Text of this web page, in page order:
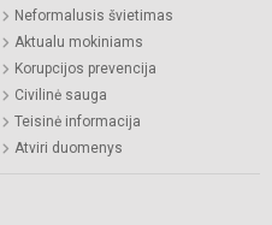
Neformalusis švietimas
Aktualu mokiniams
Korupcijos prevencija
Civilinė sauga
Teisinė informacija
Atviri duomenys